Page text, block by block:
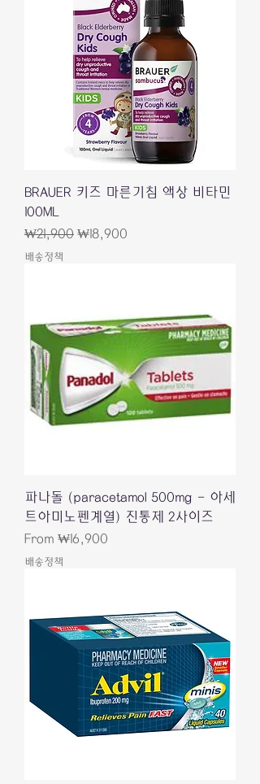
BRAUER 키즈 마른기침 액상 비타민
100ML
Regular Price
₩21,900 Sale Price
₩18,900
배송정책
파나돌 (paracetamol 500mg - 아세
트아미노펜계열) 진통제 2사이즈
From ₩16,900
Sale Price
배송정책